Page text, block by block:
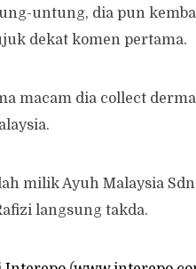
untung, dia pun
dekat komen pertama.
macam dia collect
milik Ayuh Malaysia
langsung takda.